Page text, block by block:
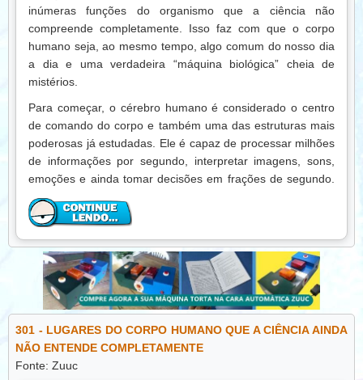
inúmeras funções do organismo que a ciência não
compreende completamente. Isso faz com que o corpo
humano seja, ao mesmo tempo, algo comum do nosso dia
a dia e uma verdadeira “máquina biológica” cheia de
mistérios.
Para começar, o cérebro humano é considerado o centro
de comando do corpo e também uma das estruturas mais
poderosas já estudadas. Ele é capaz de processar milhões
de informações por segundo, interpretar imagens, sons,
emoções e ainda tomar decisões em frações de segundo.
O mais impressionante é que tudo isso acontece
consumindo energia de forma extremamente eficiente.
Mesmo durante o sono, o cérebro não “desliga”. Pelo
contrário, ele continua trabalhando intensamente,
organizando memórias, limpando informações
desnecessárias e regulando funções importantes do corpo.
É nesse período que muitas das nossas funções mentais
são reorganizadas para o dia seguinte.
Outro fato surpreendente é que o corpo humano está em
constante renovação. As células não são permanentes:
301 - LUGARES DO CORPO HUMANO QUE A CIÊNCIA AINDA
NÃO ENTENDE COMPLETAMENTE
Fonte: Zuuc